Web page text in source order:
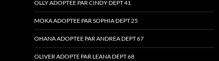
OLLY ADOPTEE PAR CINDY DEPT 41
MOKA ADOPTEE PAR SOPHIA DEPT 25
OHANA ADOPTEE PAR ANDREA DEPT 67
OLIVER ADOPTE PAR LEANA DEPT 68